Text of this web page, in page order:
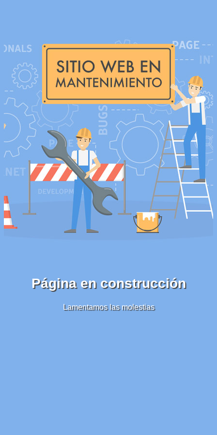
Página en construcción
Lamentamos las molestias